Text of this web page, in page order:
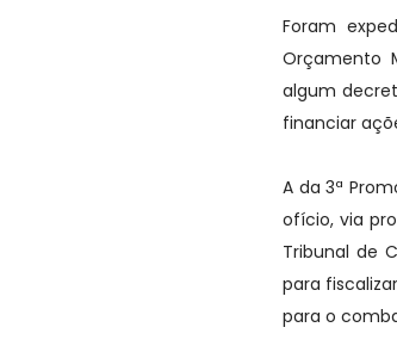
Foram
Orçamento
algum
financiar
A da 3ª
ofício, via
Tribunal de
para
para o